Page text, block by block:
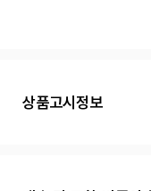
상품고시정보